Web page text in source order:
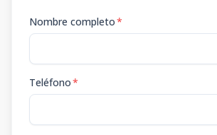
Nombre completo*
Teléfono*